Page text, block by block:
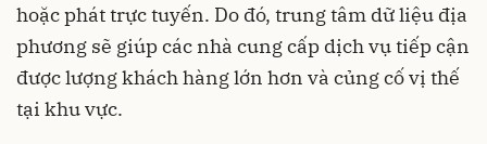
hoặc phát trực tuyến. Do đó, trung tâm dữ liệu địa
phương sẽ giúp các nhà cung cấp dịch vụ tiếp cận
được lượng khách hàng lớn hơn và củng cố vị thế
tại khu vực.